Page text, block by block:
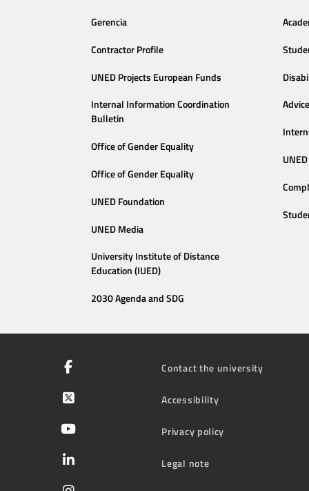
Gerencia
Contractor Profile
UNED Projects European Funds
Internal Information Coordination
Bulletin
Office of Gender Equality
Office of Gender Equality
UNED Foundation
UNED Media
University Institute of Distance
Education (IUED)
2030 Agenda and SDG
Contact the university
Accessibility
Privacy policy
Legal note